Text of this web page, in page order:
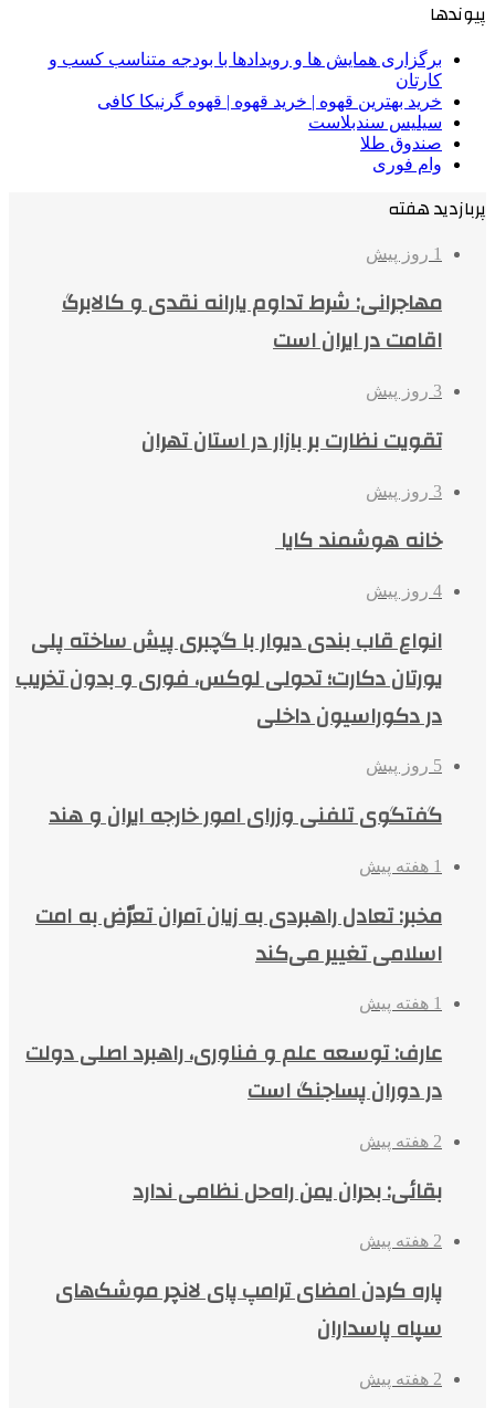
پیوندها
برگزاری همایش ها و رویدادها با بودجه متناسب کسب و
کارتان
خرید بهترین قهوه | خرید قهوه | قهوه گرنیکا کافی
سیلیس سندبلاست
صندوق طلا
وام فوری
پربازدید هفته
1 روز پیش
مهاجرانی: شرط تداوم یارانه نقدی و کالابرگ
اقامت در ایران است
3 روز پیش
تقویت نظارت بر بازار در استان تهران
3 روز پیش
خانه هوشمند کایا
4 روز پیش
انواع قاب بندی دیوار با گچبری پیش ساخته پلی
یورتان دکارت؛ تحولی لوکس، فوری و بدون تخریب
در دکوراسیون داخلی
5 روز پیش
گفتگوی تلفنی وزرای امور خارجه ایران و هند
1 هفته پیش
مخبر: تعادل راهبردی به زیان آمران تعرّض به امت
اسلامی تغییر می‌کند
1 هفته پیش
عارف: توسعه علم و فناوری، راهبرد اصلی دولت
در دوران پساجنگ است
2 هفته پیش
بقائی: بحران یمن راه‌حل نظامی ندارد
2 هفته پیش
پاره کردن امضای ترامپ پای لانچر موشک‌های
سپاه پاسداران
2 هفته پیش